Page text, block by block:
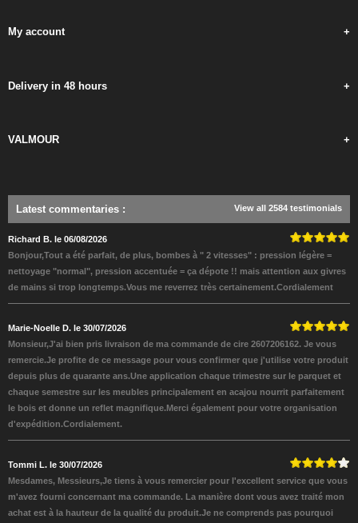
My account +
Delivery in 48 hours +
VALMOUR +
Latest commentaries : View all 2584 testimonials
Richard B. le 06/08/2026
Bonjour,Tout a été parfait, de plus, bombes à " 2 vitesses" : pression légère =
nettoyage "normal", pression accentuée = ça dépote !! mais attention aux givres
de mains si trop longtemps.Vous me reverrez très certainement.Cordialement
Marie-Noelle D. le 30/07/2026
Monsieur,J'ai bien pris livraison de ma commande de cire 2607206162. Je vous
remercie.Je profite de ce message pour vous confirmer que j'utilise votre produit
depuis plus de quarante ans.Une application chaque trimestre sur le parquet et
chaque semestre sur les meubles principalement en acajou nourrit parfaitement
le bois et donne un reflet magnifique.Merci également pour votre organisation
d'expédition.Cordialement.
Tommi L. le 30/07/2026
Mesdames, Messieurs,Je tiens à vous remercier pour l'excellent service que vous
m'avez fourni concernant ma commande. La manière dont vous avez traité mon
achat est à la hauteur de la qualité du produit.Je ne comprends pas pourquoi